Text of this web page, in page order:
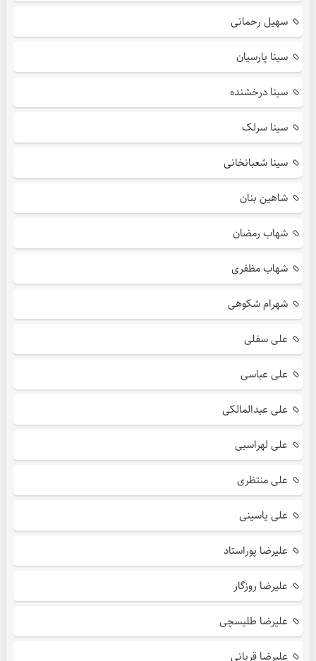
سهیل رحمانی
سینا پارسیان
سینا درخشنده
سینا سرلک
سینا شعبانخانی
شاهین بنان
شهاب رمضان
شهاب مظفری
شهرام شکوهی
علی سفلی
علی عباسی
علی عبدالمالکی
علی لهراسبی
علی منتظری
علی یاسینی
علیرضا پوراستاد
علیرضا روزگار
علیرضا طلیسچی
علیرضا قربانی